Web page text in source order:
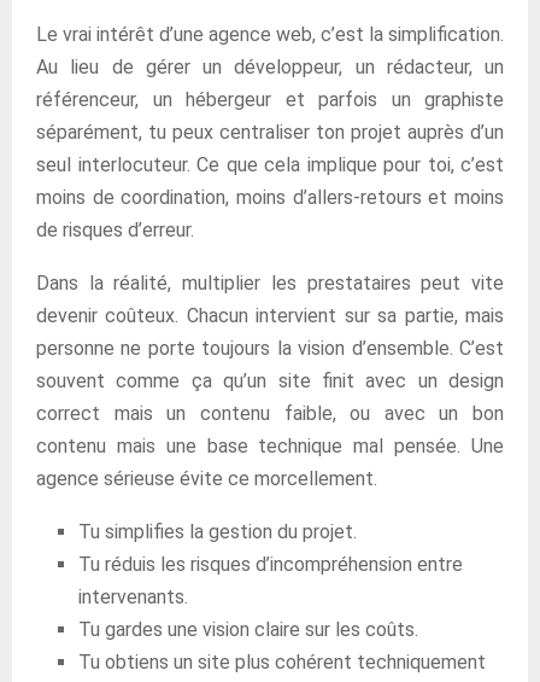
Le vrai intérêt d’une agence web, c’est la simplification.
Au lieu de gérer un développeur, un rédacteur, un
référenceur, un hébergeur et parfois un graphiste
séparément, tu peux centraliser ton projet auprès d’un
seul interlocuteur. Ce que cela implique pour toi, c’est
moins de coordination, moins d’allers-retours et moins
de risques d’erreur.
Dans la réalité, multiplier les prestataires peut vite
devenir coûteux. Chacun intervient sur sa partie, mais
personne ne porte toujours la vision d’ensemble. C’est
souvent comme ça qu’un site finit avec un design
correct mais un contenu faible, ou avec un bon
contenu mais une base technique mal pensée. Une
agence sérieuse évite ce morcellement.
Tu simplifies la gestion du projet.
Tu réduis les risques d’incompréhension entre
intervenants.
Tu gardes une vision claire sur les coûts.
Tu obtiens un site plus cohérent techniquement